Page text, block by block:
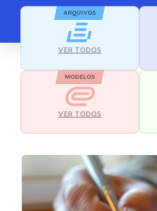
ARQUIVOS
VER TODOS
MODELOS
VER TODOS